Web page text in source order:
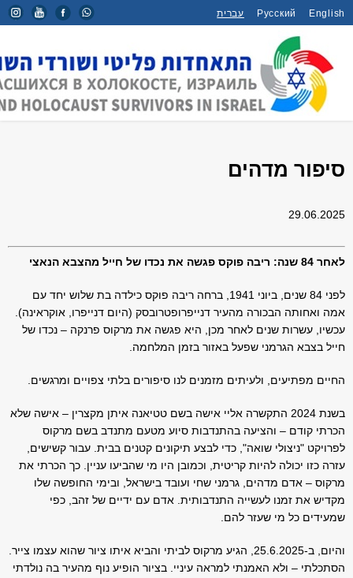
English
Русский עברית
דף הבית / כינוסים וטקסים / סיפור מדהים
סיפור מדהים
29.06.2025
לאחר 84 שנה: ריבה פוקס פגשה את נכדו של חייל מהצבא הנאצי
לפני 84 שנים, ביוני 1941, ברחה ריבה פוקס כילדה בת שלוש יחד עם
אמה ואחותה הבכורה מהעיר דנייפרופטרובסק (היום דנייפרו, אוקראינה).
עכשיו, עשרות שנים לאחר מכן, היא פגשה את מרקוס פרנקה – נכדו של
חייל בצבא הגרמני שפעל באזור בזמן המלחמה.
החיים מפתיעים, ולעיתים מזמנים לנו סיפורים בלתי צפויים ומרגשים.
בשנת 2024 התקשרה אליי אישה בשם טטיאנה איתן מקצרין – אישה שלא
הכרתי קודם – והציעה בהתנדבות סיוע מטעם מתנדב בשם מרקוס
לפרויקט "ניצולי שואה", כדי לבצע תיקונים קטנים בבית. עבור קשישים,
עזרה כזו יכולה להיות קריטית, וכמובן היו מי שהביעו עניין. כך הכרתי את
מרקוס – אדם מדהים, גרמני שחי ועובד בישראל, ובימי החופשה שלו
מקדיש את זמנו לעשייה התנדבותית. אדם עם ידיים של זהב, כפי
שמעידים כל מי שעזר להם.
והיום, ב-25.6.2025, הגיע מרקוס לביתי והביא איתו ציור שהוא עצמו צייר.
הסתכלתי – ולא האמנתי למראה עיניי. בציור הופיע נוף מהעיר בה נולדתי